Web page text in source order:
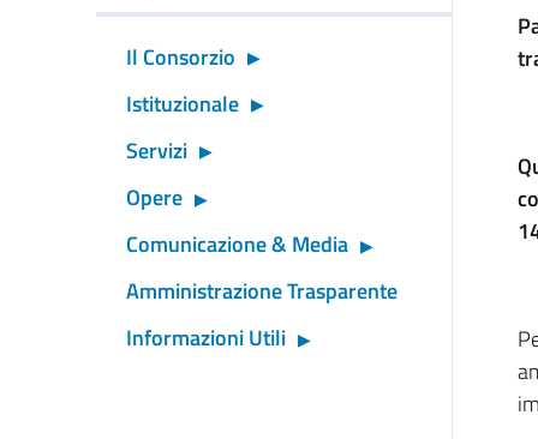
Il Consorzio
Istituzionale
Servizi
Opere
Comunicazione & Media
Amministrazione Trasparente
Informazioni Utili